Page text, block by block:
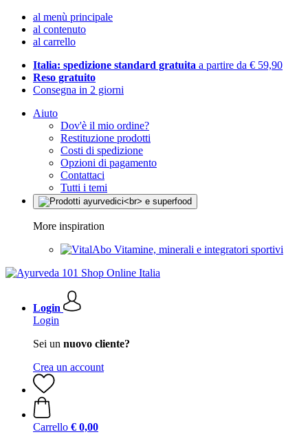
al menù principale
al contenuto
al carrello
Italia: spedizione standard gratuita a partire da € 59,90
Reso gratuito
Consegna in 2 giorni
Aiuto
Dov'è il mio ordine?
Restituzione prodotti
Costi di spedizione
Opzioni di pagamento
Contattaci
Tutti i temi
More inspiration
Vitamine, minerali e integratori sportivi
Login
Login
Sei un nuovo cliente?
Crea un account
Carrello € 0,00